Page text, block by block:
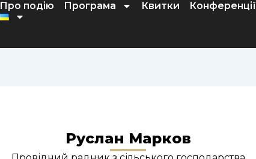
Про подію Програма Квитки Конференції
Руслан Марков